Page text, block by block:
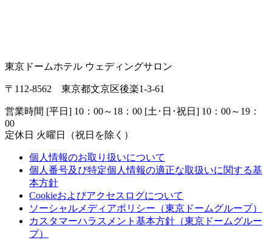
東京ドームホテル ウェディングサロン
〒112-8562 東京都文京区後楽1-3-61
営業時間 [平日] 10：00～18：00 [土･日･祝日] 10：00～19：
00
定休日 火曜日（祝日を除く）
個人情報のお取り扱いについて
個人番号及び特定個人情報の適正な取扱いに関する基
本方針
Cookieおよびアクセスログについて
ソーシャルメディアポリシー（東京ドームグループ）
カスタマーハラスメント基本方針（東京ドームグルー
プ）